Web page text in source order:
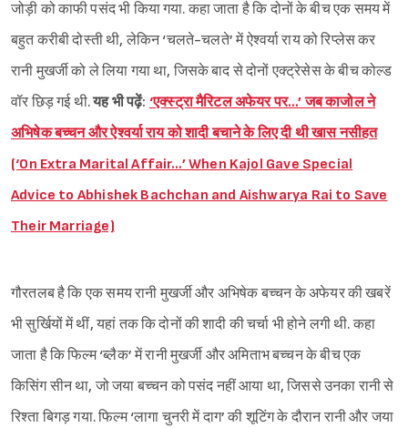
जोड़ी को काफी पसंद भी किया गया. कहा जाता है कि दोनों के बीच एक समय में
बहुत करीबी दोस्ती थी, लेकिन ‘चलते-चलते’ में ऐश्वर्या राय को रिप्लेस कर
रानी मुखर्जी को ले लिया गया था, जिसके बाद से दोनों एक्ट्रेसेस के बीच कोल्ड
वॉर छिड़ गई थी.यह भी पढ़ें: ‘एक्स्ट्रा मैरिटल अफेयर पर…’ जब काजोल ने
अभिषेक बच्चन और ऐश्वर्या राय को शादी बचाने के लिए दी थी खास नसीहत
(‘On Extra Marital Affair…’ When Kajol Gave Special
Advice to Abhishek Bachchan and Aishwarya Rai to Save
Their Marriage)
गौरतलब है कि एक समय रानी मुखर्जी और अभिषेक बच्चन के अफेयर की खबरें
भी सुर्खियों में थीं, यहां तक कि दोनों की शादी की चर्चा भी होने लगी थी. कहा
जाता है कि फिल्म ‘ब्लैक’ में रानी मुखर्जी और अमिताभ बच्चन के बीच एक
किसिंग सीन था, जो जया बच्चन को पसंद नहीं आया था, जिससे उनका रानी से
रिश्ता बिगड़ गया. फिल्म ‘लागा चुनरी में दाग’ की शूटिंग के दौरान रानी और जया